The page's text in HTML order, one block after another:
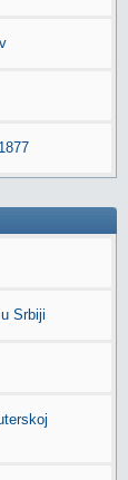
Srbiji